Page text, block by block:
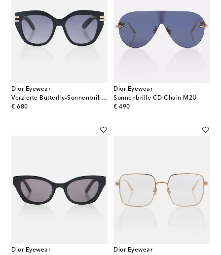
Dior Eyewear
Verzierte Butterfly-Sonnenbrille CDior B4I
€ 680
original price
Dior Eyewear
Sonnenbrille CD Chain M2U
€ 490
original price
Dior Eyewear
Dior Eyewear